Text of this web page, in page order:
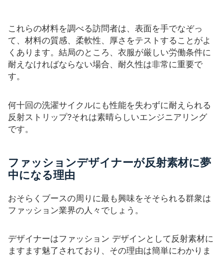
これらの材料を調べる訪問者は、表面を手でなぞっ
て、材料の質感、柔軟性、厚さをテストすることがよ
くあります。結局のところ、衣服が厳しい労働条件に
耐えなければならない場合、耐久性は非常に重要で
す。
何十回の洗濯サイクルにも性能を失わずに耐えられる
反射ストリップ?それは素晴らしいエンジニアリング
です。
ファッションデザイナーが反射素材に夢
中になる理由
おそらくブースの周りに最も興味をそそられる群衆は
ファッション業界の人々でしょう。
デザイナーはファッション デザインとして反射素材に
ますます魅了されており、その理由は簡単にわかりま